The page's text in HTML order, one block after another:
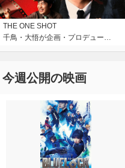
THE ONE SHOT
千鳥・大悟が企画・プロデュー…
今週公開の映画